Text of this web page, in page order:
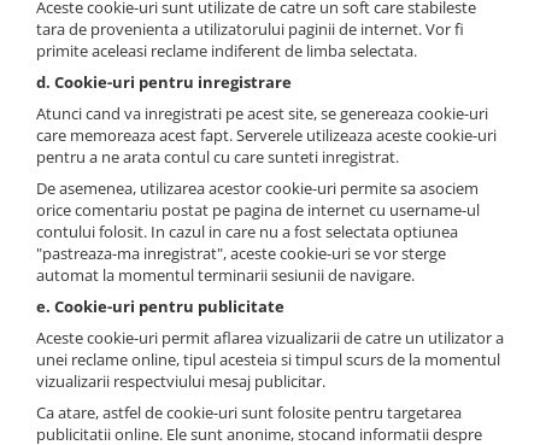
Aceste cookie-uri sunt utilizate de catre un soft care stabileste
tara de provenienta a utilizatorului paginii de internet. Vor fi
primite aceleasi reclame indiferent de limba selectata.
d. Cookie-uri pentru inregistrare
Atunci cand va inregistrati pe acest site, se genereaza cookie-uri
care memoreaza acest fapt. Serverele utilizeaza aceste cookie-uri
pentru a ne arata contul cu care sunteti inregistrat.
De asemenea, utilizarea acestor cookie-uri permite sa asociem
orice comentariu postat pe pagina de internet cu username-ul
contului folosit. In cazul in care nu a fost selectata optiunea
"pastreaza-ma inregistrat", aceste cookie-uri se vor sterge
automat la momentul terminarii sesiunii de navigare.
e. Cookie-uri pentru publicitate
Aceste cookie-uri permit aflarea vizualizarii de catre un utilizator a
unei reclame online, tipul acesteia si timpul scurs de la momentul
vizualizarii respectviului mesaj publicitar.
Ca atare, astfel de cookie-uri sunt folosite pentru targetarea
publicitatii online. Ele sunt anonime, stocand informatii despre